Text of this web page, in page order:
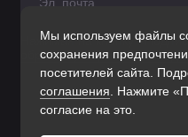
Мы используем файлы
сохранения
посетителей сайта.
соглашения . Нажмите
согласие на это.
Нажимая на кнопку
обработку персональных